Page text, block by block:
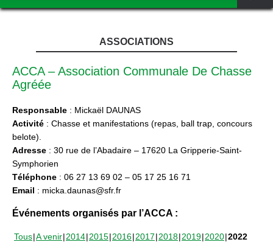
ASSOCIATIONS
ACCA – Association Communale De Chasse
Agréée
Responsable : Mickaël DAUNAS
Activité : Chasse et manifestations (repas, ball trap, concours
belote).
Adresse : 30 rue de l’Abadaire – 17620 La Gripperie-Saint-
Symphorien
Téléphone : 06 27 13 69 02 – 05 17 25 16 71
Email : micka.daunas@sfr.fr
Événements organisés par l’ACCA :
Tous A venir 2014 2015 2016 2017 2018 2019 2020 2022